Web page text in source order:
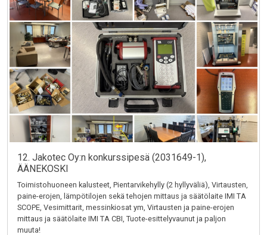
12. Jakotec Oy:n konkurssipesä (2031649-1),
ÄÄNEKOSKI
Toimistohuoneen kalusteet, Pientarvikehylly (2 hyllyväliä), Virtausten,
paine-erojen, lämpötilojen sekä tehojen mittaus ja säätölaite IMI TA
SCOPE, Vesimittarit, messinkiosat ym, Virtausten ja paine-erojen
mittaus ja säätölaite IMI TA CBI, Tuote-esittelyvaunut ja paljon
muuta!